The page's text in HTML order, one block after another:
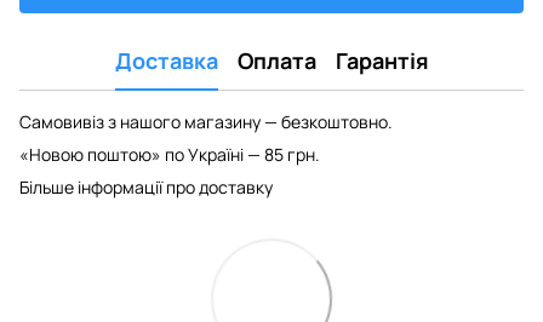
Доставка Оплата Гарантія
Самовивіз з нашого магазину — безкоштовно.
«Новою поштою» по Україні — 85 грн.
Більше інформації про доставку